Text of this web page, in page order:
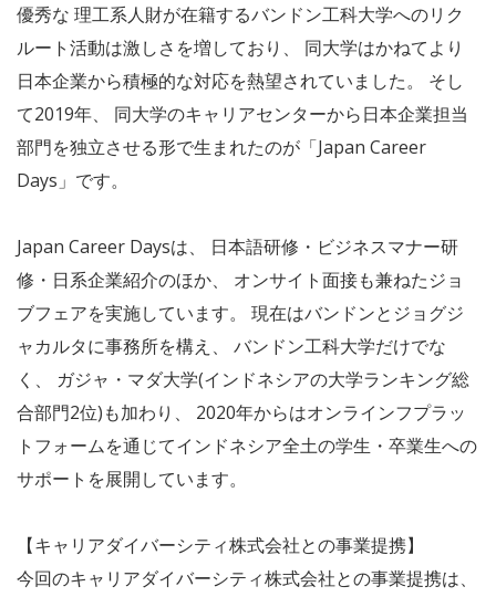
優秀な 理工系人財が在籍するバンドン工科大学へのリク
ルート活動は激しさを増しており、 同大学はかねてより
日本企業から積極的な対応を熱望されていました。 そし
て2019年、 同大学のキャリアセンターから日本企業担当
部門を独立させる形で生まれたのが「Japan Career
Days」です。
Japan Career Daysは、 日本語研修・ビジネスマナー研
修・日系企業紹介のほか、 オンサイト面接も兼ねたジョ
ブフェアを実施しています。 現在はバンドンとジョグジ
ャカルタに事務所を構え、 バンドン工科大学だけでな
く、 ガジャ・マダ大学(インドネシアの大学ランキング総
合部門2位)も加わり、 2020年からはオンラインフプラッ
トフォームを通じてインドネシア全土の学生・卒業生への
サポートを展開しています。
【キャリアダイバーシティ株式会社との事業提携】
今回のキャリアダイバーシティ株式会社との事業提携は、